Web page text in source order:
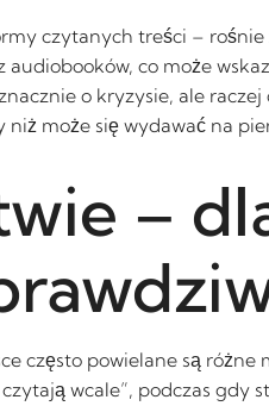
czytanych treści –
co może
o kryzysie, ale
może się wydawać na
–
często powielane są
wcale”, podczas